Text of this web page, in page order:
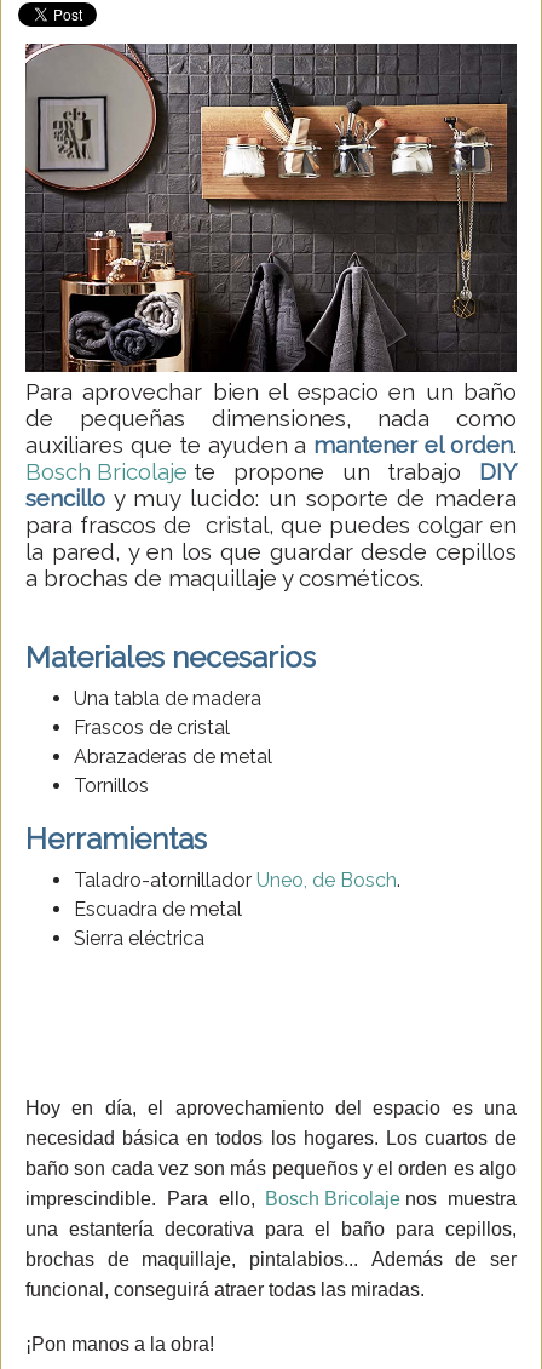
Para aprovechar bien el espacio en un baño
de pequeñas dimensiones, nada como
auxiliares que te ayuden a mantener el orden.
Bosch Bricolaje te propone un trabajo DIY
sencillo y muy lucido: un soporte de madera
para frascos de cristal, que puedes colgar en
la pared, y en los que guardar desde cepillos
a brochas de maquillaje y cosméticos.
Materiales necesarios
Una tabla de madera
Frascos de cristal
Abrazaderas de metal
Tornillos
Herramientas
Taladro-atornillador Uneo, de Bosch.
Escuadra de metal
Sierra eléctrica
Hoy en día,el aprovechamiento del espacio es una
necesidad básica en todos los hogares. Los cuartos de
baño son cada vez son más pequeños y el orden es algo
imprescindible. Para ello,
Bosch Bricolaje nos muestra
una estantería decorativa para el baño para cepillos,
brochas de maquillaje, pintalabios... Además de ser
funcional, conseguirá atraer todas las miradas.
¡Pon manos a la obra!